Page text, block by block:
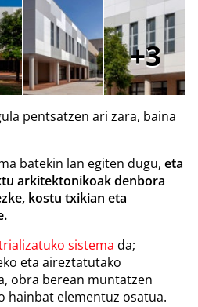
3
pentsatzen ari zara, baina
batekin lan egiten dugu, eta
arkitektonikoak denbora
kostu txikian eta
sistema da;
eta aireztatutako
obra berean muntatzen
hainbat elementuz osatua.